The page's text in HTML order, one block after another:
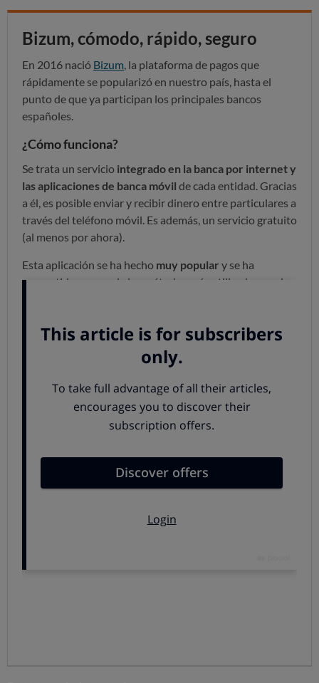
Bizum, cómodo, rápido, seguro
En 2016 nació Bizum , la plataforma de pagos que
rápidamente se popularizó en nuestro país, hasta el
punto de que ya participan los principales bancos
españoles.
¿Cómo funciona?
Se trata un servicio integrado en la banca por internet y
las aplicaciones de banca móvil de cada entidad. Gracias
a él, es posible enviar y recibir dinero entre particulares a
través del teléfono móvil. Es además, un servicio gratuito
(al menos por ahora).
Esta aplicación se ha hecho muy popular y se ha
convertido en uno de los métodos más utilizados por los
El único "pero" es que es una modalidad de transferencia
inmediata e irrevocable, que no permite recuperar el
Ahora también en Europa
para poder utilizar Bizum son,
los bancos adheridos al sistema. Si tenías cuenta en un
banco español que ofreciera este servicio, aunque
podías recibir (y hacer) pagos a través de Bizum sin